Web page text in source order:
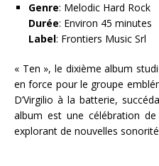
Genre: Melodic Hard Rock
Durée: Environ 45 minutes
Label: Frontiers Music Srl
« Ten », le dixième album
en force pour le groupe
D’Virgilio à la batterie,
album est une célébration
explorant de nouvelles